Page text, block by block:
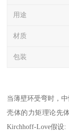
用途
材质
包装
当薄壁环受弯时，
壳体的力矩理论先
Kirchhoff-Love假设: